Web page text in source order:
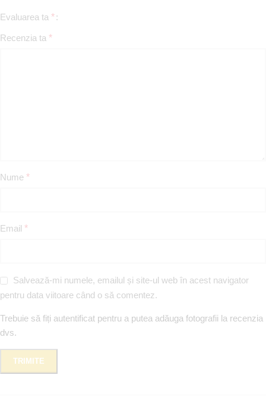
Evaluarea ta *
Recenzia ta *
Nume *
Email *
Salvează-mi numele, emailul și site-ul web în acest navigator
pentru data viitoare când o să comentez.
Trebuie să fiți autentificat pentru a putea adăuga fotografii la recenzia
dvs.